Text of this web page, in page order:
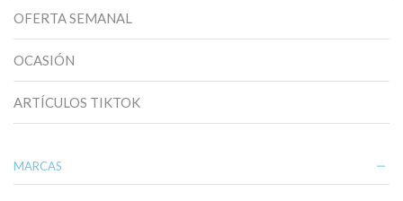
OFERTA SEMANAL
OCASIÓN
ARTÍCULOS TIKTOK
MARCAS